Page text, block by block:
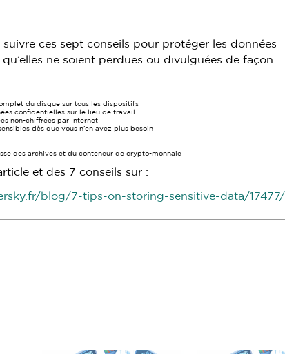
ces sept conseils pour protéger les données
ne soient perdues ou divulguées de façon
du disque sur tous les dispositifs
confidentielles sur le lieu de travail
non-chiffrées par Internet
dès que vous n’en avez plus besoin
des archives et du conteneur de crypto-monnaie
et des 7 conseils sur :
blog/7-tips-on-storing-sensitive-data/17477/